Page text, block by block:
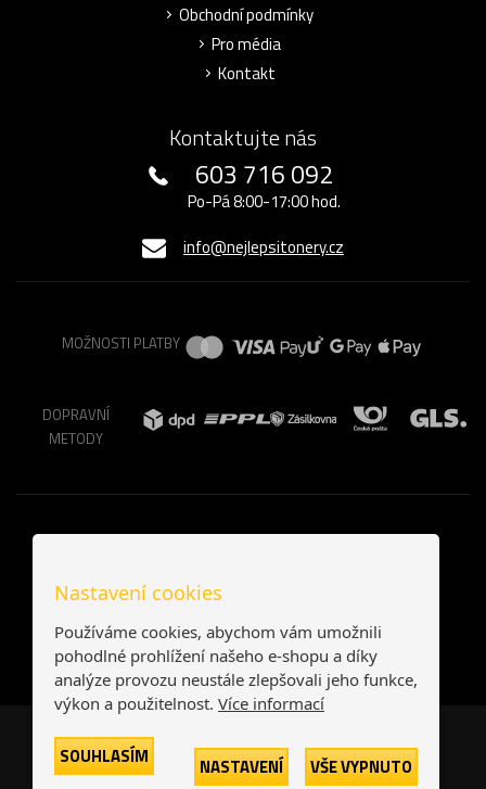
Obchodní podmínky
Pro média
Kontakt
Kontaktujte nás
603 716 092
Po-Pá 8:00-17:00 hod.
info@nejlepsitonery.cz
MOŽNOSTI PLATBY
DOPRAVNÍ
METODY
Česká republika Slovensko
Nastavení cookies
Používáme cookies, abychom vám umožnili
pohodlné prohlížení našeho e-shopu a díky
analýze provozu neustále zlepšovali jeho funkce,
výkon a použitelnost. Více informací
SOUHLASÍM NASTAVENÍ VŠE VYPNUTO